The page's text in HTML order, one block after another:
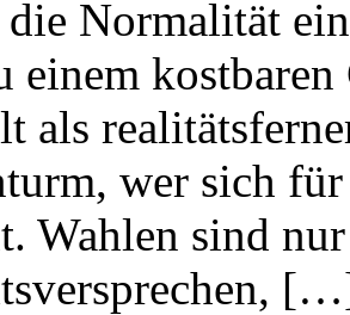
Normalität
einem
als
wer sich
Wahlen sind